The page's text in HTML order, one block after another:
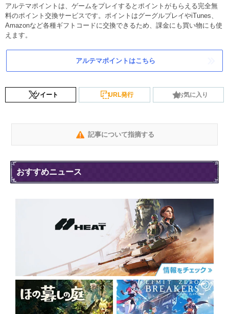
アルテマポイントは、ゲームをプレイするとポイントがもらえる完全無
料のポイント交換サービスです。ポイントはグーグルプレイやiTunes、
Amazonなど各種ギフトコードに交換できるため、課金にも買い物にも使
えます。
アルテマポイントはこちら
ツイート URL発行 お気に入り
記事について指摘する
おすすめニュース